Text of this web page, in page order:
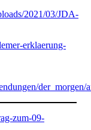
2021/03/JDA-
erklaerung-
zum-09-